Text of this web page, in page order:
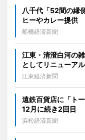
八千代「52間の縁
ヒーやカレー提供
船橋経済新聞
江東・清澄白河の
としてリニューアル
江東経済新聞
遠鉄百貨店に「ト
12月に続き2回目
浜松経済新聞